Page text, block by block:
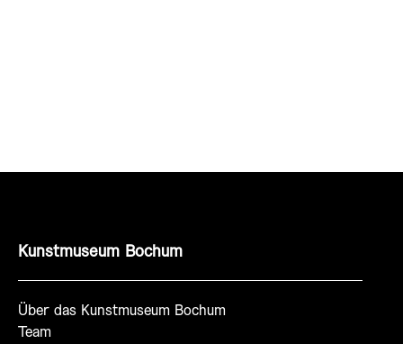
Kunstmuseum Bochum
Über das Kunstmuseum Bochum
Team